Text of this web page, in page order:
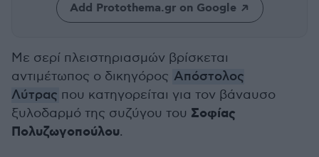
Add Protothema.gr on Google
Με σερί πλειστηριασμών βρίσκεται
αντιμέτωπος ο δικηγόρος Απόστολος
Λύτρας που κατηγορείται για τον βάναυσο
ξυλοδαρμό της συζύγου του Σοφίας
Πολυζωγοπούλου.